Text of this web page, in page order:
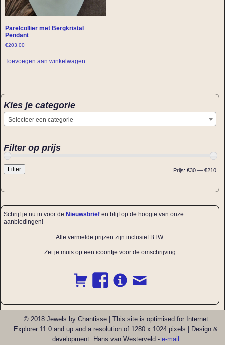
Parelcollier met Bergkristal
Pendant
€203,00
Toevoegen aan winkelwagen
Kies je categorie
Selecteer een categorie
Filter op prijs
Filter Prijs: €30 — €210
Schrijf je nu in voor de Nieuwsbrief en blijf op de hoogte van onze
aanbiedingen!
Alle vermelde prijzen zijn inclusief BTW.
Zet je muis op een icoontje voor de omschrijving
© 2018 Jewels by Chantisse | This site is optimised for Internet
Explorer 11.0 and up and a resolution of 1280 x 1024 pixels | Design &
development: Hans van Westerveld - e-mail